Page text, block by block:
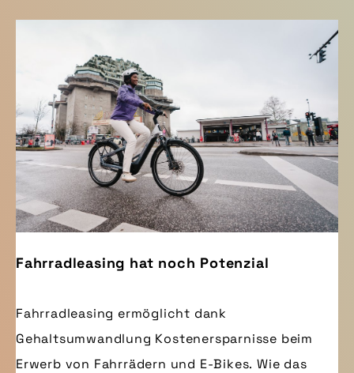
und mittleren Betrieben, wie der pressedienst-
Fahrradleasing hat noch Potenzial
Fahrradleasing ermöglicht dank
Gehaltsumwandlung Kostenersparnisse beim
Erwerb von Fahrrädern und E-Bikes. Wie das